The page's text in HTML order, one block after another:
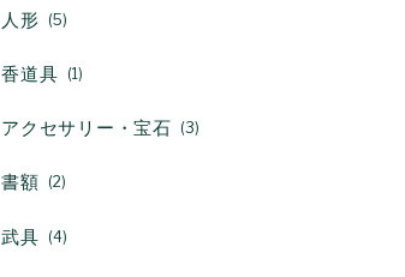
人形 5
香道具 1
アクセサリー・宝石 3
書額 2
武具 4